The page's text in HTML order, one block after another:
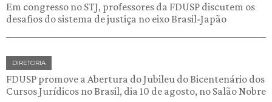
Em congresso no STJ, professores da FDUSP discutem os
desafios do sistema de justiça no eixo Brasil-Japão
DIRETORIA
FDUSP promove a Abertura do Jubileu do Bicentenário dos
Cursos Jurídicos no Brasil, dia 10 de agosto, no Salão Nobre